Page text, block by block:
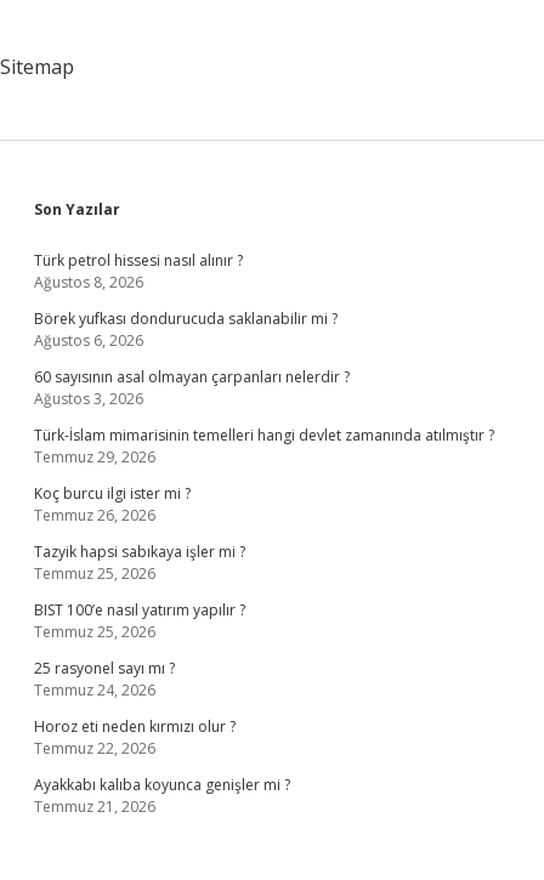
Sitemap
Sidebar
Son Yazılar
Türk petrol hissesi nasıl alınır ?
Ağustos 8, 2026
Börek yufkası dondurucuda saklanabilir mi ?
Ağustos 6, 2026
60 sayısının asal olmayan çarpanları nelerdir ?
Ağustos 3, 2026
Türk-İslam mimarisinin temelleri hangi devlet zamanında atılmıştır ?
Temmuz 29, 2026
Koç burcu ilgi ister mi ?
Temmuz 26, 2026
Tazyik hapsi sabıkaya işler mi ?
Temmuz 25, 2026
BIST 100’e nasıl yatırım yapılır ?
Temmuz 25, 2026
25 rasyonel sayı mı ?
Temmuz 24, 2026
Horoz eti neden kırmızı olur ?
Temmuz 22, 2026
Ayakkabı kalıba koyunca genişler mi ?
Temmuz 21, 2026